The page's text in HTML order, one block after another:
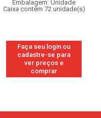
Embalagem: Unidade
Caixa contém 72 unidade(s)
Faça seu login ou
cadastre-se para
ver preços e
comprar